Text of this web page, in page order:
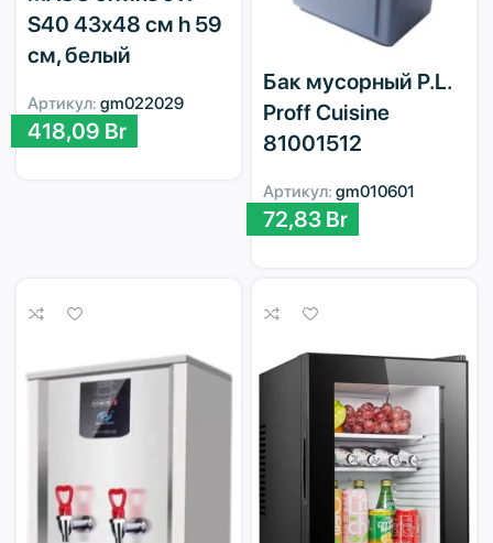
S40 43х48 см h 59
см, белый
Артикул: gm022029
418,09 Br
Бак мусорный P.L.
Proff Cuisine
81001512
Артикул: gm010601
72,83 Br